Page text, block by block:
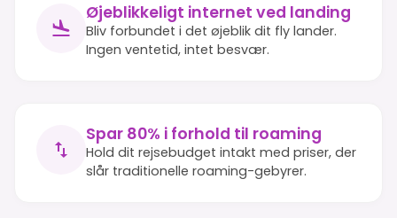
Øjeblikkeligt internet ved landing
Bliv forbundet i det øjeblik dit fly lander.
Ingen ventetid, intet besvær.
Spar 80% i forhold til roaming
Hold dit rejsebudget intakt med priser, der
slår traditionelle roaming-gebyrer.